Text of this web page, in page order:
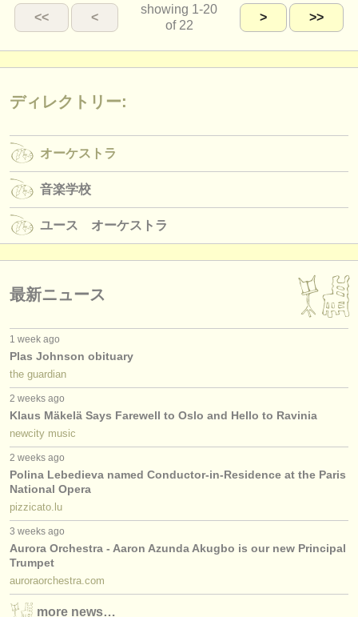
<< <
showing 1-20
of 22
> >>
ディレクトリー:
オーケストラ
音楽学校
ユース オーケストラ
最新ニュース
1 week ago
Plas Johnson obituary
the guardian
2 weeks ago
Klaus Mäkelä Says Farewell to Oslo and Hello to Ravinia
newcity music
2 weeks ago
Polina Lebedieva named Conductor-in-Residence at the Paris
National Opera
pizzicato.lu
3 weeks ago
Aurora Orchestra - Aaron Azunda Akugbo is our new Principal
Trumpet
auroraorchestra.com
more news…